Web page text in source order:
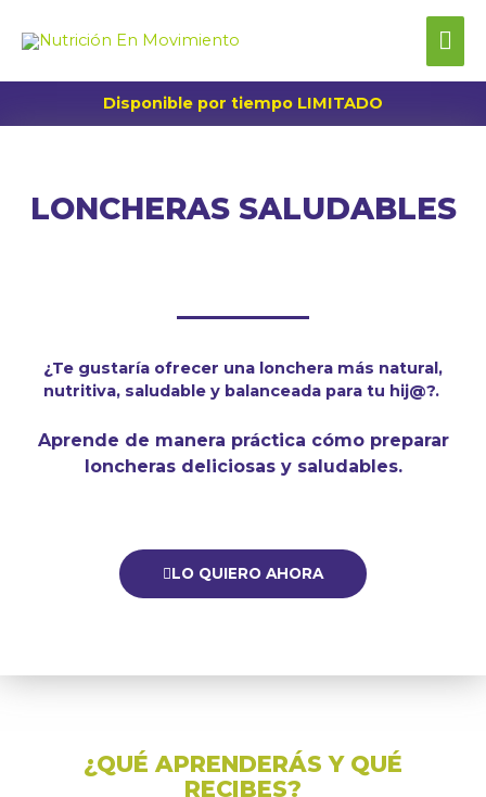
Disponible por tiempo LIMITADO
LONCHERAS SALUDABLES
¿Te gustaría ofrecer una lonchera más natural,
nutritiva, saludable y balanceada para tu hij@?.
Aprende de manera práctica cómo preparar
loncheras deliciosas y saludables.
LO QUIERO AHORA
¿QUÉ APRENDERÁS Y QUÉ
RECIBES?